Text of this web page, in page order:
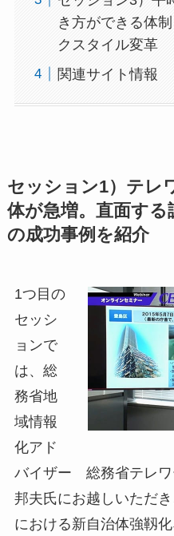
き方ができる体
クスタイル変革
関連サイト情報
セッション1）テレ
体が急増。直面する
の成功事例を紹介
1つ目の
セッシ
ョンで
は、総
務省地
域情報
化アド
バイザー 総務省テレ
邦夫氏にお越しいただ
における新自治体強靱